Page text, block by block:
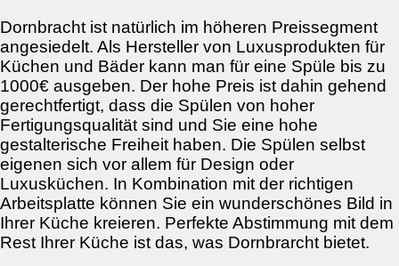
Dornbracht ist natürlich im höheren Preissegment
angesiedelt. Als Hersteller von Luxusprodukten für
Küchen und Bäder kann man für eine Spüle bis zu
1000€ ausgeben. Der hohe Preis ist dahin gehend
gerechtfertigt, dass die Spülen von hoher
Fertigungsqualität sind und Sie eine hohe
gestalterische Freiheit haben. Die Spülen selbst
eigenen sich vor allem für Design oder
Luxusküchen. In Kombination mit der richtigen
Arbeitsplatte können Sie ein wunderschönes Bild in
Ihrer Küche kreieren. Perfekte Abstimmung mit dem
Rest Ihrer Küche ist das, was Dornbrarcht bietet.